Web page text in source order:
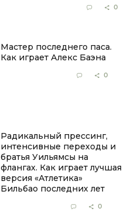
0
Мастер последнего паса.
Как играет Алекс Баэна
0
Радикальный прессинг,
интенсивные переходы и
братья Уильямсы на
флангах. Как играет лучшая
версия «Атлетика»
Бильбао последних лет
0